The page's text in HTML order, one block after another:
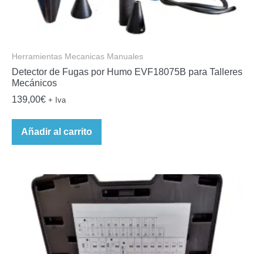
Herramientas Mecanicas Manuales
Detector de Fugas por Humo EVF18075B para Talleres
Mecánicos
139,00€ + Iva
Añadir al carrito